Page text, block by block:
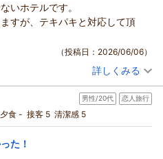
向上の参考とさせていただき
利用くださいませ。スタッフ
（返信日：2026/06/13）
ありがとうございます。
ンスにご満足いただけたとのお
ます。
（返信日：2026/06/09）
いホテルです。
すが、テキパキと対応して頂
（投稿日：2026/06/06）
き］ 早めの計画でお得にステイ│大浴
ツイン 朝のみ
一人あたり/税込)
詳しくみる
男性/20代 恋人旅行
夕食 - 接客 5 清潔感 5
た！